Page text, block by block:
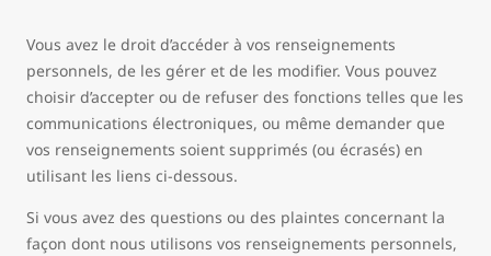
Vous avez le droit d’accéder à vos renseignements
personnels, de les gérer et de les modifier. Vous pouvez
choisir d’accepter ou de refuser des fonctions telles que les
communications électroniques, ou même demander que
vos renseignements soient supprimés (ou écrasés) en
utilisant les liens ci-dessous.
Si vous avez des questions ou des plaintes concernant la
façon dont nous utilisons vos renseignements personnels,